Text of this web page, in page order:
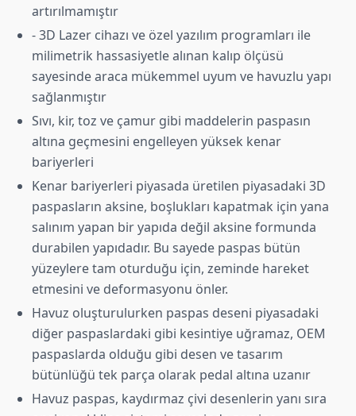
artırılmamıştır
- 3D Lazer cihazı ve özel yazılım programları ile
milimetrik hassasiyetle alınan kalıp ölçüsü
sayesinde araca mükemmel uyum ve havuzlu yapı
sağlanmıştır
Sıvı, kir, toz ve çamur gibi maddelerin paspasın
altına geçmesini engelleyen yüksek kenar
bariyerleri
Kenar bariyerleri piyasada üretilen piyasadaki 3D
paspasların aksine, boşlukları kapatmak için yana
salınım yapan bir yapıda değil aksine formunda
durabilen yapıdadır. Bu sayede paspas bütün
yüzeylere tam oturduğu için, zeminde hareket
etmesini ve deformasyonu önler.
Havuz oluşturulurken paspas deseni piyasadaki
diğer paspaslardaki gibi kesintiye uğramaz, OEM
paspaslarda olduğu gibi desen ve tasarım
bütünlüğü tek parça olarak pedal altına uzanır
Havuz paspas, kaydırmaz çivi desenlerin yanı sıra